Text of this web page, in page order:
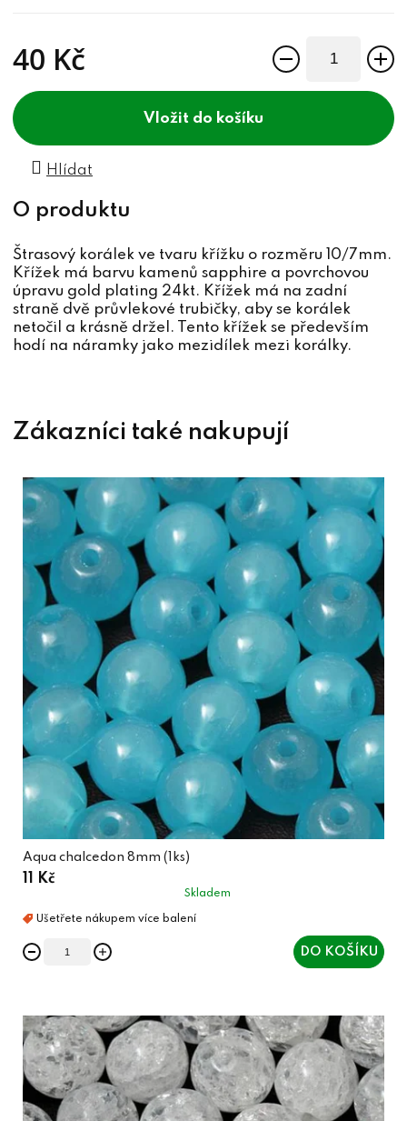
40 Kč
do košíku
Hlídat
Štrasový korálek ve tvaru křížku o rozměru 10/7mm.
Křížek má barvu kamenů sapphire a povrchovou
úpravu gold plating 24kt. Křížek má na zadní
straně dvě průvlekové trubičky, aby se korálek
netočil a krásně držel. Tento křížek se především
hodí na náramky jako mezidílek mezi korálky.
Aqua chalcedon 8mm (1ks)
11 Kč
Skladem
DO KOŠÍKU